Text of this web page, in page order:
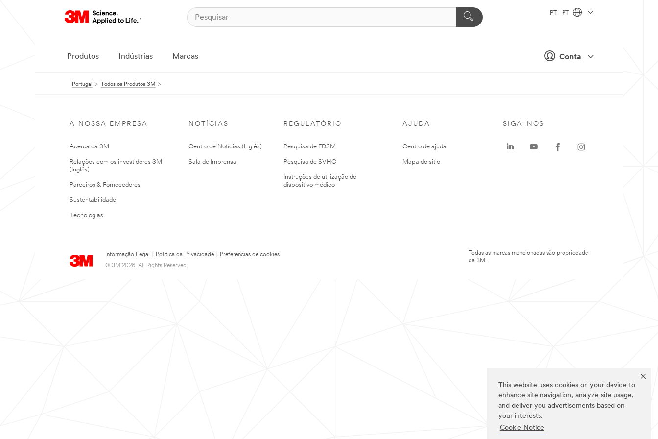
This website uses cookies on your device to
enhance site navigation, analyze site usage,
and deliver you advertisements based on
your interests.
Cookie Notice
Conta
PT - PT
Produtos Indústrias Marcas
Portugal Todos os Produtos 3M
A NOSSA EMPRESA
Acerca da 3M
Relações com os investidores 3M
(Inglês)
Parceiros & Fornecedores
Sustentabilidade
Tecnologias
NOTÍCIAS
Centro de Notícias (Inglês)
Sala de Imprensa
REGULATÓRIO
Pesquisa de FDSM
Pesquisa de SVHC
Instruções de utilização do
dispositivo médico
AJUDA
Centro de ajuda
Mapa do sitio
Informação Legal Política da Privacidade
Preferências de cookies
© 3M 2026. All Rights Reserved.
SIGA-NOS
Todas as marcas mencionadas são propriedade
da 3M.